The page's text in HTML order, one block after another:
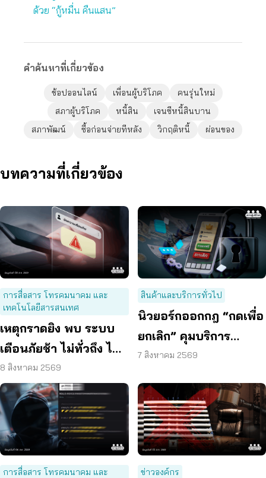
ด้วย “กู้หมื่น คืนแสน”
คำค้นหาที่เกี่ยวข้อง
ช้อปออนไลน์ เพื่อนผู้บริโภค
คนรุ่นใหม่
สภาผู้บริโภค
หนี้สิน
เจนซีหนี้สินบาน
สภาพัฒน์
ซื้อก่อนจ่ายทีหลัง วิกฤติหนี้ ผ่อนของ
บทความที่เกี่ยวข้อง
การสื่อสาร โทรคมนาคม และ
เทคโนโลยีสารสนเทศ
เหตุกราดยิง พบ ระบบ
เตือนภัยช้า ไม่ทั่วถึง ไม่
ชัดเจน
8 สิงหาคม 2569
สินค้าและบริการทั่วไป
นิวยอร์กออกกฎ “กดเพื่อ
ยกเลิก” คุมบริการ
ออนไลน์ ต่ออายุสมาชิก
7 สิงหาคม 2569
การสื่อสาร โทรคมนาคม และ
ข่าวองค์กร